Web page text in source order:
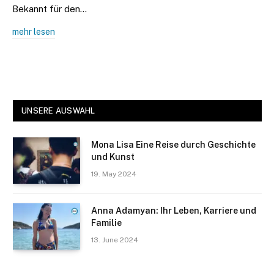
Bekannt für den…
mehr lesen
UNSERE AUSWAHL
Mona Lisa Eine Reise durch Geschichte
und Kunst
19. May 2024
Anna Adamyan: Ihr Leben, Karriere und
Familie
13. June 2024